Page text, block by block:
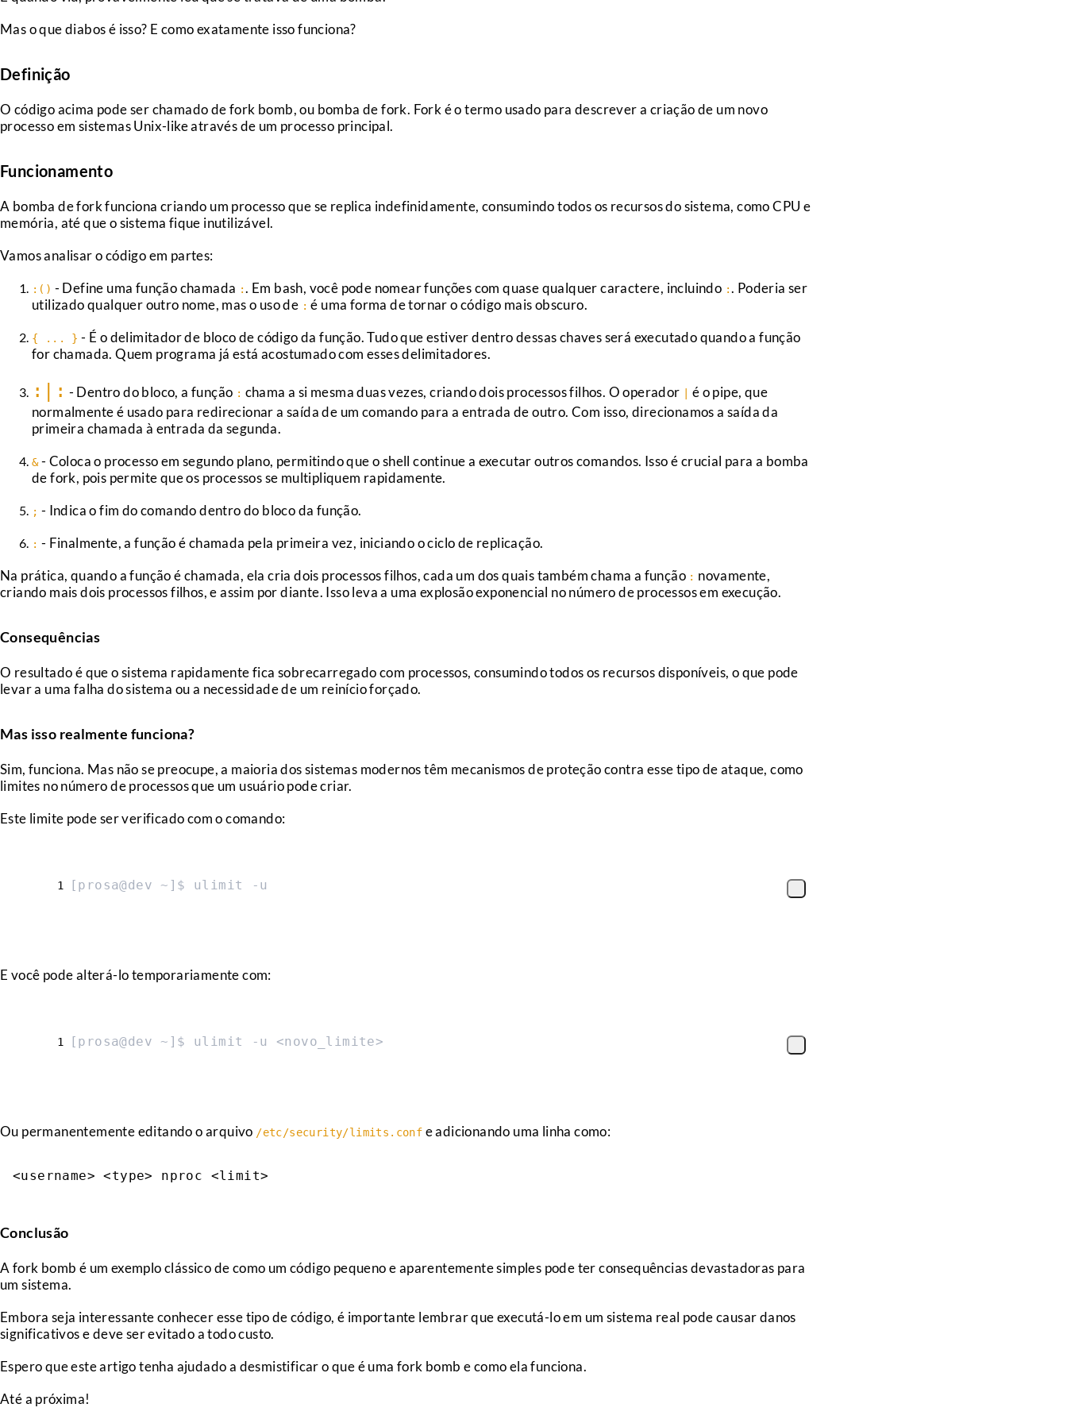
Mas o que diabos é isso? E como exatamente isso funciona?
Definição
O código acima pode ser chamado de fork bomb, ou bomba de fork. Fork é o termo usado para descrever a criação de um novo
processo em sistemas Unix-like através de um processo principal.
Funcionamento
A bomba de fork funciona criando um processo que se replica indefinidamente, consumindo todos os recursos do sistema, como CPU e
memória, até que o sistema fique inutilizável.
Vamos analisar o código em partes:
:() - Define uma função chamada :. Em bash, você pode nomear funções com quase qualquer caractere, incluindo :. Poderia ser
utilizado qualquer outro nome, mas o uso de : é uma forma de tornar o código mais obscuro.
{ ... } - É o delimitador de bloco de código da função. Tudo que estiver dentro dessas chaves será executado quando a função
for chamada. Quem programa já está acostumado com esses delimitadores.
:|: - Dentro do bloco, a função : chama a si mesma duas vezes, criando dois processos filhos. O operador
é o pipe, que
normalmente é usado para redirecionar a saída de um comando para a entrada de outro. Com isso, direcionamos a saída da
primeira chamada à entrada da segunda.
&- Coloca o processo em segundo plano, permitindo que o shell continue a executar outros comandos. Isso é crucial para a bomba
de fork, pois permite que os processos se multipliquem rapidamente.
; - Indica o fim do comando dentro do bloco da função.
: - Finalmente, a função é chamada pela primeira vez, iniciando o ciclo de replicação.
Na prática, quando a função é chamada, ela cria dois processos filhos, cada um dos quais também chama a função : novamente,
criando mais dois processos filhos, e assim por diante. Isso leva a uma explosão exponencial no número de processos em execução.
Consequências
O resultado é que o sistema rapidamente fica sobrecarregado com processos, consumindo todos os recursos disponíveis, o que pode
levar a uma falha do sistema ou a necessidade de um reinício forçado.
Mas isso realmente funciona?
Sim, funciona. Mas não se preocupe, a maioria dos sistemas modernos têm mecanismos de proteção contra esse tipo de ataque, como
limites no número de processos que um usuário pode criar.
Este limite pode ser verificado com o comando:
[prosa@dev ~]$ ulimit -u
E você pode alterá-lo temporariamente com:
[prosa@dev ~]$ ulimit -u <novo_limite>
Ou permanentemente editando o arquivo /etc/security/limits.conf e adicionando uma linha como:
Conclusão
A fork bomb é um exemplo clássico de como um código pequeno e aparentemente simples pode ter consequências devastadoras para
um sistema.
Embora seja interessante conhecer esse tipo de código, é importante lembrar que executá-lo em um sistema real pode causar danos
significativos e deve ser evitado a todo custo.
Espero que este artigo tenha ajudado a desmistificar o que é uma fork bomb e como ela funciona.
Até a próxima!